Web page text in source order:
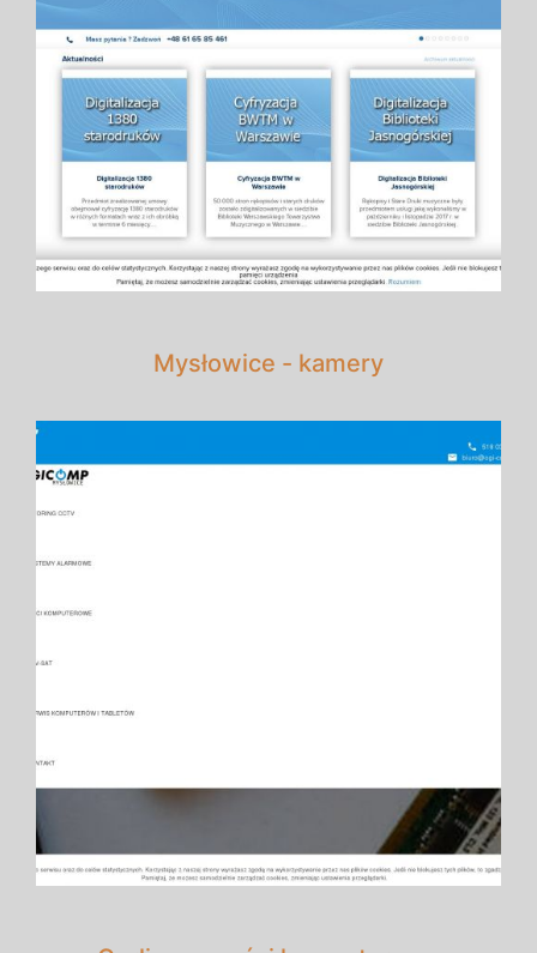
Mysłowice - kamery